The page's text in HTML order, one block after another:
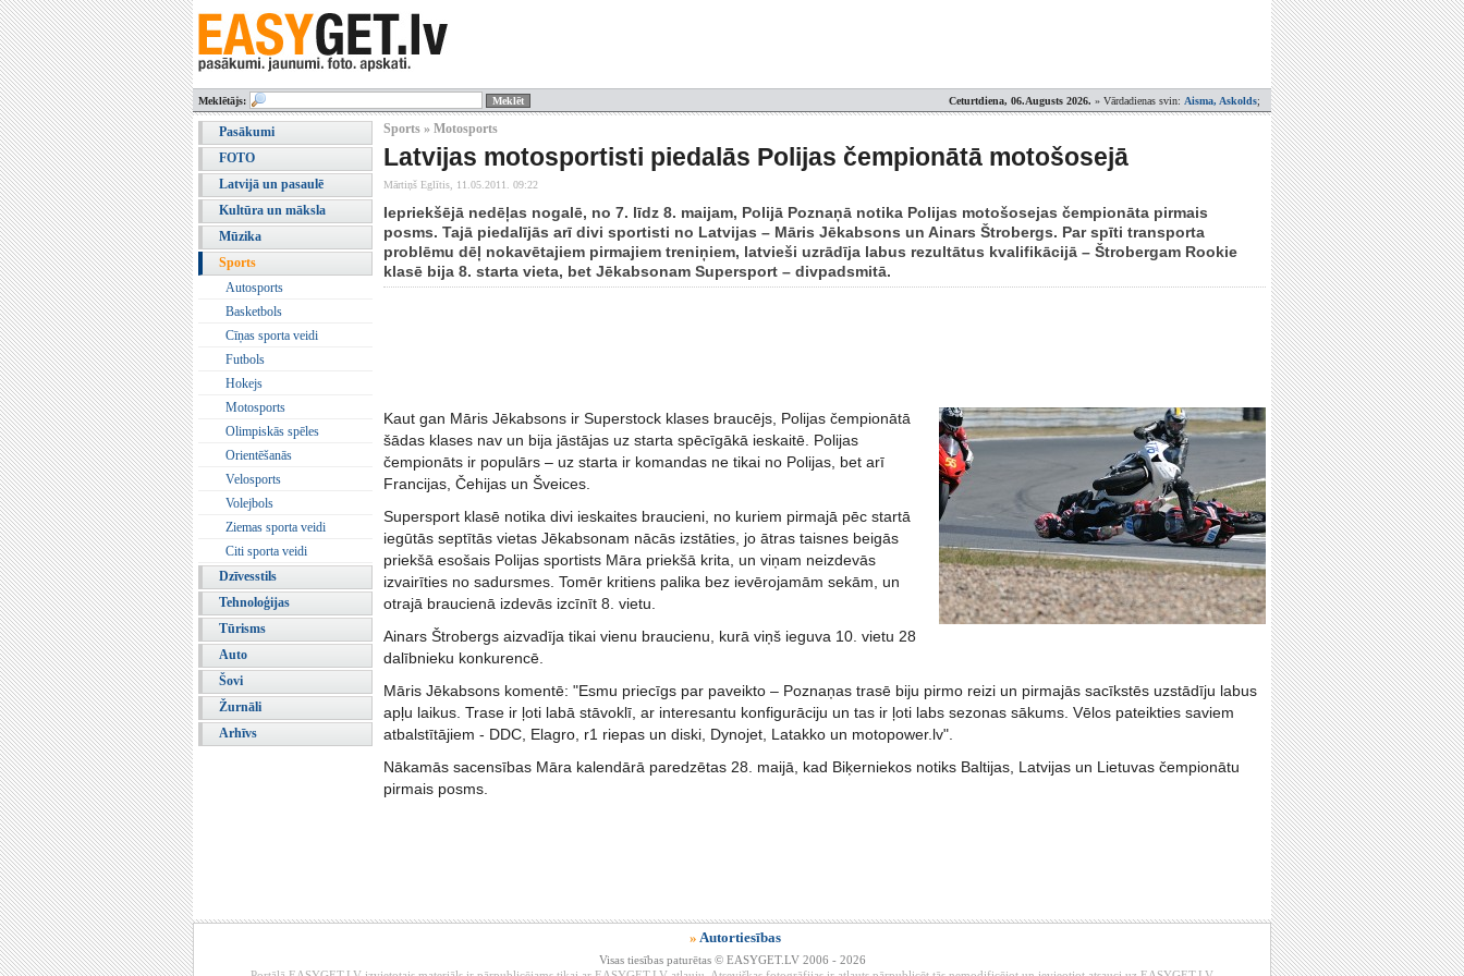
Ceturtdiena, 06.Augusts 2026. » Vārdadienas svin: Aisma, Askolds;
Meklētājs:
Pasākumi
FOTO
Latvijā un pasaulē
Kultūra un māksla
Mūzika
Sports
Autosports
Basketbols
Cīņas sporta veidi
Futbols
Hokejs
Motosports
Olimpiskās spēles
Orientēšanās
Velosports
Volejbols
Ziemas sporta veidi
Citi sporta veidi
Dzīvesstils
Tehnoloģijas
Tūrisms
Auto
Šovi
Žurnāli
Arhīvs
Sports » Motosports
Latvijas motosportisti piedalās Polijas čempionātā motošosejā
Mārtiņš Eglītis, 11.05.2011. 09:22
Iepriekšējā nedēļas nogalē, no 7. līdz 8. maijam, Polijā Poznaņā notika Polijas motošosejas čempionāta pirmais
posms. Tajā piedalījās arī divi sportisti no Latvijas – Māris Jēkabsons un Ainars Štrobergs. Par spīti transporta
problēmu dēļ nokavētajiem pirmajiem treniņiem, latvieši uzrādīja labus rezultātus kvalifikācijā – Štrobergam Rookie
klasē bija 8. starta vieta, bet Jēkabsonam Supersport – divpadsmitā.
Kaut gan Māris Jēkabsons ir Superstock klases braucējs, Polijas čempionātā
šādas klases nav un bija jāstājas uz starta spēcīgākā ieskaitē. Polijas
čempionāts ir populārs – uz starta ir komandas ne tikai no Polijas, bet arī
Francijas, Čehijas un Šveices.
Supersport klasē notika divi ieskaites braucieni, no kuriem pirmajā pēc startā
iegūtās septītās vietas Jēkabsonam nācās izstāties, jo ātras taisnes beigās
priekšā esošais Polijas sportists Māra priekšā krita, un viņam neizdevās
izvairīties no sadursmes. Tomēr kritiens palika bez ievērojamām sekām, un
otrajā braucienā izdevās izcīnīt 8. vietu.
Ainars Štrobergs aizvadīja tikai vienu braucienu, kurā viņš ieguva 10. vietu 28
dalībnieku konkurencē.
Māris Jēkabsons komentē: "Esmu priecīgs par paveikto – Poznaņas trasē biju pirmo reizi un pirmajās sacīkstēs uzstādīju labus
apļu laikus. Trase ir ļoti labā stāvoklī, ar interesantu konfigurāciju un tas ir ļoti labs sezonas sākums. Vēlos pateikties saviem
atbalstītājiem - DDC, Elagro, r1 riepas un diski, Dynojet, Latakko un motopower.lv".
Nākamās sacensības Māra kalendārā paredzētas 28. maijā, kad Biķerniekos notiks Baltijas, Latvijas un Lietuvas čempionātu
pirmais posms.
» Autortiesības
Visas tiesības paturētas © EASYGET.LV 2006 - 2026